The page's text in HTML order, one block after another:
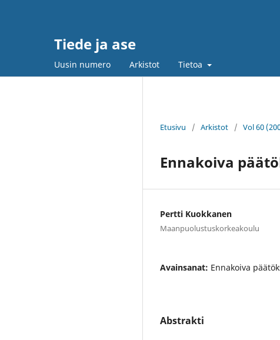
Tiede ja ase
Uusin numero Arkistot Tietoa
Etusivu / Arkistot / Vol 60
Ennakoiva
Pertti Kuokkanen
Maanpuolustuskorkeakoulu
Avainsanat: Ennakoiva
Abstrakti